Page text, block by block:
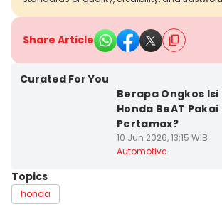
Share Article
Curated For You
Berapa Ongkos
Honda BeAT
Pertamax?
10 Jun 2026, 13:15 WIB
Automotive
Topics
honda